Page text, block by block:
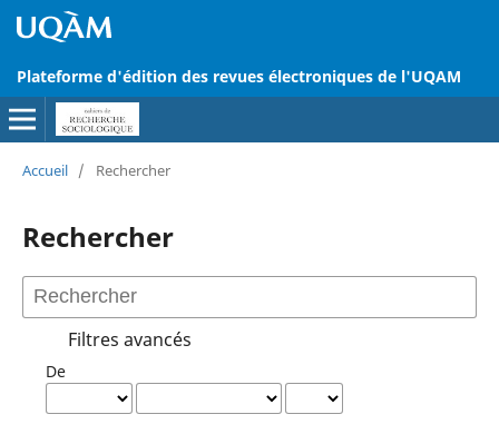
Plateforme d'édition des revues électroniques de l'UQAM
Accueil / Rechercher
Rechercher
Filtres avancés
De